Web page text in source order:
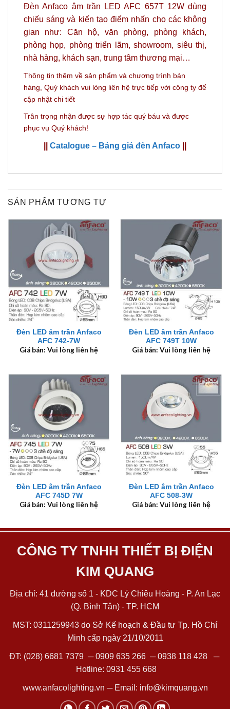
Đèn Anfaco âm trần LED AFC 657T 12W dùng
chiếu sáng và kiến tạo điểm nhấn cho các không
gian như: Căn hộ, văn phòng, phòng khách,
phòng họp, phòng triển lãm, showroom, siêu thị,
nhà hàng, khách sạn, trung tâm thương mại…
Thông tin thêm về sản phẩm và chương trình bán
hàng, Quý khách vui lòng liên hệ trực tiếp với công ty để
cập nhật chi tiết
Trân trọng nhận được sự hợp tác quý báu và được
phục vụ Quý khách!
Catalogue – Bảng giá đèn Anfaco
SẢN PHẨM TƯƠNG TỰ
Đèn LED âm trần Anfaco
AFC 742-7W
Giá bán: Vui lòng liên hệ
Đèn LED âm trần Anfaco
AFC 749T 10W
Giá bán: Vui lòng liên hệ
Đèn LED âm trần Anfaco
AFC 745D 7W
Giá bán: Vui lòng liên hệ
Đèn LED âm trần Anfaco
AFC 508-3W
Giá bán: Vui lòng liên hệ
CÔNG TY TNHH THIẾT BỊ ĐIỆN
KIM QUANG
Địa chỉ: 41 đường số 1 - KDC Lý Chiêu Hoàng - P. An Lạc
(Q. Bình Tân) - TP. HCM
MST: 0311259943 do Sở Kế hoạch & Đầu tư Tp. Hồ Chí
Minh cấp ngày 21/10/2011
ĐT: (028) 6681 7379 ─0909 635 266─0938 118 428─
Hotline: 0931 455 668
www.anfacolighting.vn ─ Email: info@kimquang.vn